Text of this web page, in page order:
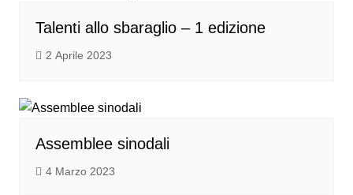
Talenti allo sbaraglio – 1 edizione
2 Aprile 2023
Assemblee sinodali
4 Marzo 2023